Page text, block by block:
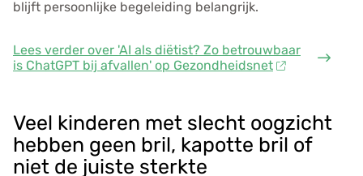
blijft persoonlijke begeleiding belangrijk.
Lees verder over 'AI als diëtist? Zo betrouwbaar
is ChatGPT bij afvallen' op Gezondheidsnet
Veel kinderen met slecht oogzicht
hebben geen bril, kapotte bril of
niet de juiste sterkte